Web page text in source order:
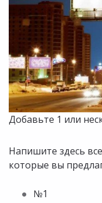
Добавьте 1 или
Напишите здесь
которые вы
№1